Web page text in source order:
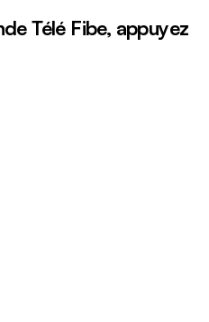
Télé Fibe, appuyez